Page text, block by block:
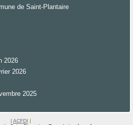
de Saint-Plantaire
2026
2026
2025
| ACFDI |